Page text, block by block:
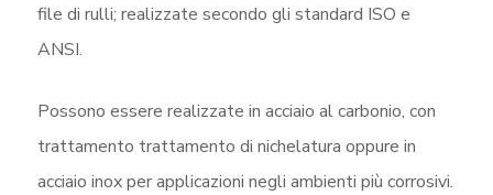
file di rulli; realizzate secondo gli standard ISO e
ANSI.
Possono essere realizzate in acciaio al carbonio, con
trattamento trattamento di nichelatura oppure in
acciaio inox per applicazioni negli ambienti più corrosivi.